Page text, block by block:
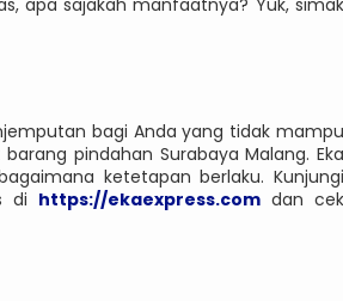
apa sajakah manfaatnya? Yuk, simak
bagi Anda yang tidak mampu
pindahan Surabaya Malang. Eka
ketetapan berlaku. Kunjungi
di https://ekaexpress.com dan cek